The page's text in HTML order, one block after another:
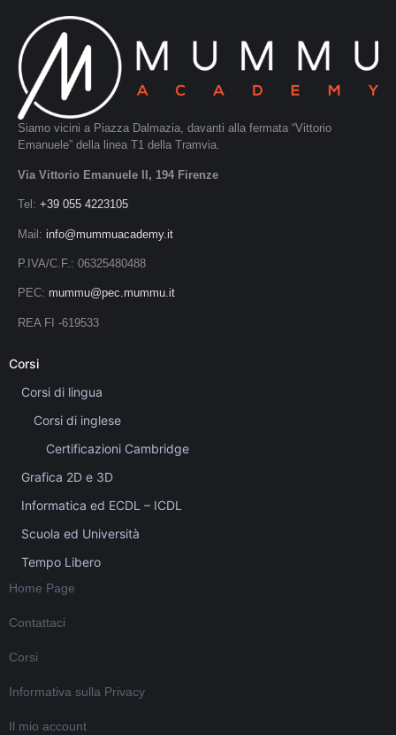
Siamo vicini a Piazza Dalmazia, davanti alla fermata “Vittorio
Emanuele” della linea T1 della Tramvia.
Via Vittorio Emanuele II, 194 Firenze
Tel: +39 055 4223105
Mail: info@mummuacademy.it
P.IVA/C.F.: 06325480488
PEC: mummu@pec.mummu.it
REA FI -619533
Corsi
Corsi di lingua
Corsi di inglese
Certificazioni Cambridge
Grafica 2D e 3D
Informatica ed ECDL – ICDL
Scuola ed Università
Tempo Libero
Home Page
Contattaci
Corsi
Informativa sulla Privacy
Il mio account